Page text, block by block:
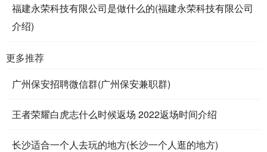
福建永荣科技有限公司是做什么的(福建永荣科技有限公司
介绍)
更多推荐
广州保安招聘微信群(广州保安兼职群)
王者荣耀白虎志什么时候返场 2022返场时间介绍
长沙适合一个人去玩的地方(长沙一个人逛的地方)